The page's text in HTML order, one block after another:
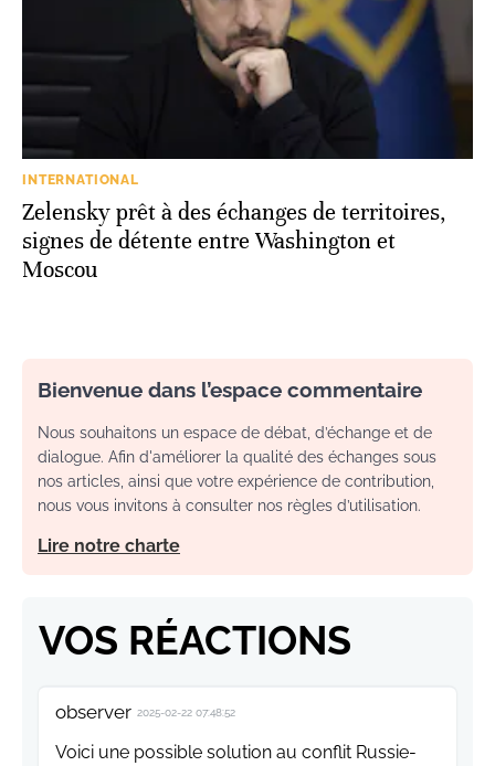
INTERNATIONAL
Zelensky prêt à des échanges de territoires,
signes de détente entre Washington et
Moscou
Bienvenue dans l’espace commentaire
Nous souhaitons un espace de débat, d’échange et de
dialogue. Afin d'améliorer la qualité des échanges sous
nos articles, ainsi que votre expérience de contribution,
nous vous invitons à consulter nos règles d’utilisation.
Lire notre charte
VOS RÉACTIONS
observer 2025-02-22 07:48:52
Voici une possible solution au conflit Russie-